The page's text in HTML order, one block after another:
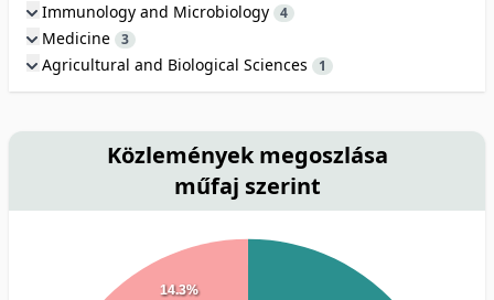
Immunology and Microbiology 4
Medicine 3
Agricultural and Biological Sciences 1
Közlemények megoszlása
műfaj szerint
14.3%